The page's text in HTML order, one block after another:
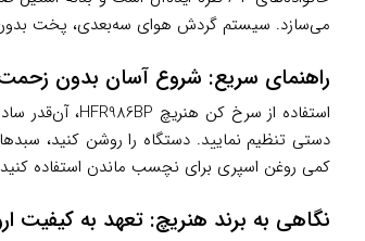
می‌سازد. سیستم گردش هوای سه‌بعدی، پخت بدون
راهنمای سریع: شروع آسان بدون
دستی تنظیم نمایید. دستگاه را روشن کنید،
کمی روغن اسپری برای نچسب ماندن استفاده
نگاهی به برند هنریچ: تعهد به کیفیت